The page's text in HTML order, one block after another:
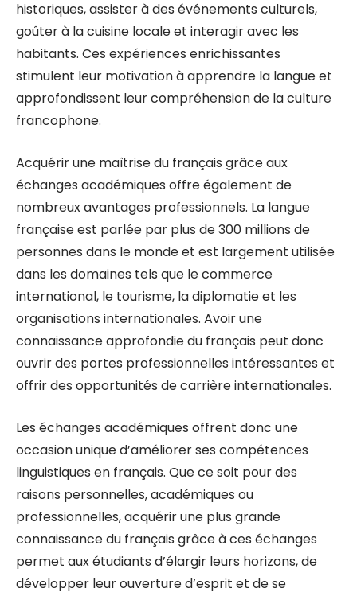
historiques, assister à des événements culturels,
goûter à la cuisine locale et interagir avec les
habitants. Ces expériences enrichissantes
stimulent leur motivation à apprendre la langue et
approfondissent leur compréhension de la culture
francophone.
Acquérir une maîtrise du français grâce aux
échanges académiques offre également de
nombreux avantages professionnels. La langue
française est parlée par plus de 300 millions de
personnes dans le monde et est largement utilisée
dans les domaines tels que le commerce
international, le tourisme, la diplomatie et les
organisations internationales. Avoir une
connaissance approfondie du français peut donc
ouvrir des portes professionnelles intéressantes et
offrir des opportunités de carrière internationales.
Les échanges académiques offrent donc une
occasion unique d’améliorer ses compétences
linguistiques en français. Que ce soit pour des
raisons personnelles, académiques ou
professionnelles, acquérir une plus grande
connaissance du français grâce à ces échanges
permet aux étudiants d’élargir leurs horizons, de
développer leur ouverture d’esprit et de se